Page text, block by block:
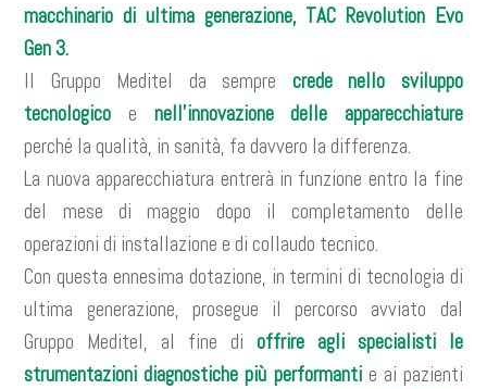
macchinario di ultima generazione, TAC Revolution Evo
Gen 3.
Il Gruppo Meditel da sempre crede nello sviluppo
tecnologico e nell’innovazione delle apparecchiature
perché la qualità, in sanità, fa davvero la differenza.
La nuova apparecchiatura entrerà in funzione entro la fine
del mese di maggio dopo il completamento delle
operazioni di installazione e di collaudo tecnico.
Con questa ennesima dotazione, in termini di tecnologia di
ultima generazione, prosegue il percorso avviato dal
Gruppo Meditel, al fine di offrire agli specialisti le
strumentazioni diagnostiche più performantie ai pazienti